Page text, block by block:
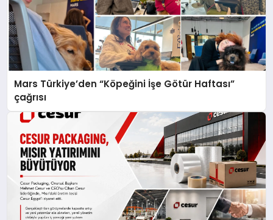
Mars Türkiye’den “Köpeğini İşe Götür Haftası”
çağrısı